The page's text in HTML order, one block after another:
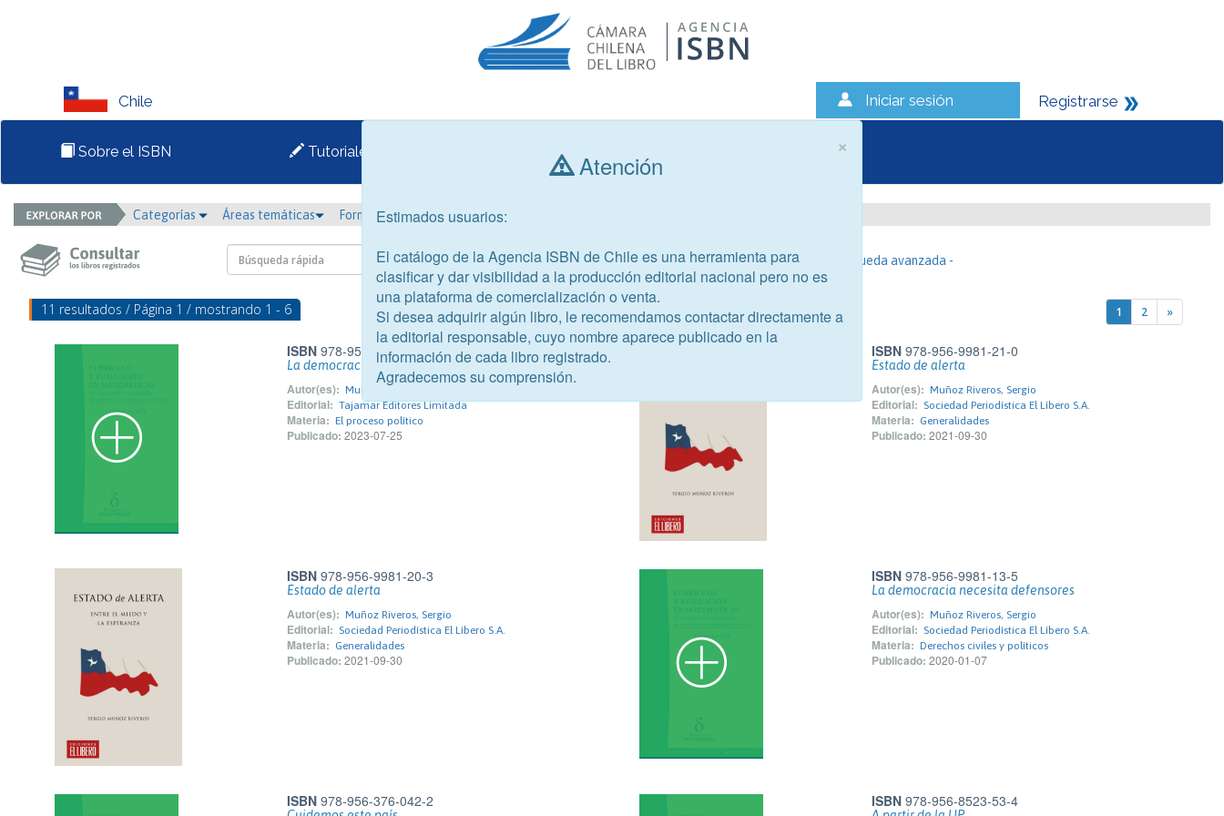
Chile Iniciar sesión Registrarse
Sobre el ISBN Tutoriales Consultar libros
Categorías Áreas temáticas Formato Año de publicación
- Búsqueda avanzada -
11 resultados / Página 1 / mostrando 1 - 6 1 2 »
ISBN 978-956-366-199-6
La democracia bajo asedio
Autor(es): Muñoz Riveros, Sergio
Editorial: Tajamar Editores Limitada
Materia: El proceso político
Publicado: 2023-07-25
ISBN 978-956-9981-21-0
Estado de alerta
Autor(es): Muñoz Riveros, Sergio
Editorial: Sociedad Periodística El Líbero S.A.
Materia: Generalidades
Publicado: 2021-09-30
ISBN 978-956-9981-20-3
Estado de alerta
Autor(es): Muñoz Riveros, Sergio
Editorial: Sociedad Periodística El Líbero S.A.
Materia: Generalidades
Publicado: 2021-09-30
ISBN 978-956-9981-13-5
La democracia necesita defensores
Autor(es): Muñoz Riveros, Sergio
Editorial: Sociedad Periodística El Líbero S.A.
Materia: Derechos civiles y políticos
Publicado: 2020-01-07
ISBN 978-956-376-042-2 ISBN 978-956-8523-53-4
×
Atención
Estimados usuarios:
El catálogo de la Agencia ISBN de Chile es una herramienta para
clasificar y dar visibilidad a la producción editorial nacional pero no es
una plataforma de comercialización o venta.
Si desea adquirir algún libro, le recomendamos contactar directamente a
la editorial responsable, cuyo nombre aparece publicado en la
información de cada libro registrado.
Agradecemos su comprensión.